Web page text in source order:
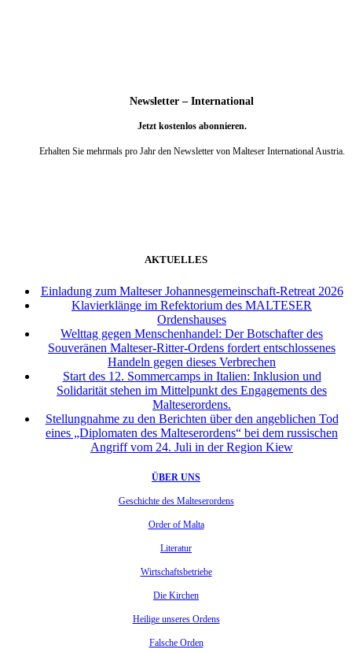
Newsletter – International
Jetzt kostenlos abonnieren.
Erhalten Sie mehrmals pro Jahr den Newsletter von Malteser International Austria.
AKTUELLES
Einladung zum Malteser Johannesgemeinschaft-Retreat 2026
Klavierklänge im Refektorium des MALTESER
Ordenshauses
Welttag gegen Menschenhandel: Der Botschafter des
Souveränen Malteser-Ritter-Ordens fordert entschlossenes
Handeln gegen dieses Verbrechen
Start des 12. Sommercamps in Italien: Inklusion und
Solidarität stehen im Mittelpunkt des Engagements des
Malteserordens.
Stellungnahme zu den Berichten über den angeblichen Tod
eines „Diplomaten des Malteserordens“ bei dem russischen
Angriff vom 24. Juli in der Region Kiew
ÜBER UNS
Geschichte des Malteserordens
Order of Malta
Literatur
Wirtschaftsbetriebe
Die Kirchen
Heilige unseres Ordens
Falsche Orden